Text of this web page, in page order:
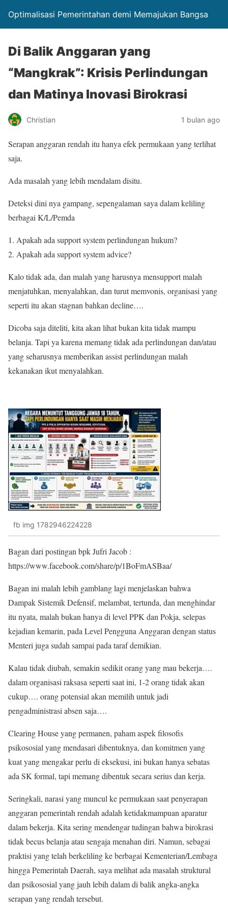
Optimalisasi Pemerintahan demi Memajukan Bangsa
​Di Balik Anggaran yang
“Mangkrak”: Krisis Perlindungan
dan Matinya Inovasi Birokrasi
Christian 1 bulan ago
Serapan anggaran rendah itu hanya efek permukaan yang terlihat
saja.
Ada masalah yang lebih mendalam disitu.
Deteksi dini nya gampang, sepengalaman saya dalam keliling
berbagai K/L/Pemda
Apakah ada support system perlindungan hukum?
Apakah ada support system advice?
Kalo tidak ada, dan malah yang harusnya mensupport malah
menjatuhkan, menyalahkan, dan turut memvonis, organisasi yang
seperti itu akan stagnan bahkan decline….
Dicoba saja diteliti, kita akan lihat bukan kita tidak mampu
belanja. Tapi ya karena memang tidak ada perlindungan dan/atau
yang seharusnya memberikan assist perlindungan malah
kekanakan ikut menyalahkan.
fb img 1782946224228
Bagan dari postingan bpk Jufri Jacob :
https://www.facebook.com/share/p/1BoFmASBaa/
Bagan ini malah lebih gamblang lagi menjelaskan bahwa
Dampak Sistemik Defensif, melambat, tertunda, dan menghindar
itu nyata, malah bukan hanya di level PPK dan Pokja, selepas
kejadian kemarin, pada Level Pengguna Anggaran dengan status
Menteri juga sudah sampai pada taraf demikian.
Kalau tidak diubah, semakin sedikit orang yang mau bekerja….
dalam organisasi raksasa seperti saat ini, 1-2 orang tidak akan
cukup…. orang potensial akan memilih untuk jadi
pengadministrasi absen saja….
Clearing House yang permanen, paham aspek filosofis
psikososial yang mendasari dibentuknya, dan komitmen yang
kuat yang mengakar perlu di eksekusi, ini bukan hanya sebatas
ada SK formal, tapi memang dibentuk secara serius dan kerja.
Seringkali, narasi yang muncul ke permukaan saat penyerapan
anggaran pemerintah rendah adalah ketidakmampuan aparatur
dalam bekerja. Kita sering mendengar tudingan bahwa birokrasi
tidak becus belanja atau sengaja menahan diri. Namun, sebagai
praktisi yang telah berkeliling ke berbagai Kementerian/Lembaga
hingga Pemerintah Daerah, saya melihat ada masalah struktural
dan psikososial yang jauh lebih dalam di balik angka-angka
serapan yang rendah tersebut.